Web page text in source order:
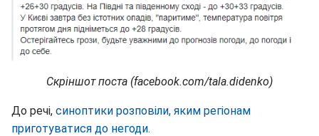
Скріншот поста (facebook.com/tala.didenko)
До речі, синоптики розповіли, яким регіонам
приготуватися до негоди.